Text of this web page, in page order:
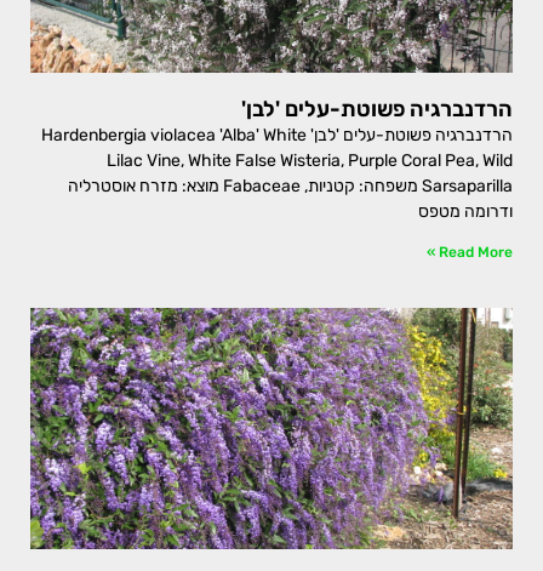
הרדנברגיה פשוטת-עלים 'לבן'
הרדנברגיה פשוטת-עלים 'לבן' Hardenbergia violacea 'Alba' White
Lilac Vine, White False Wisteria, Purple Coral Pea, Wild
Sarsaparilla משפחה: קטניות, Fabaceae מוצא: מזרח אוסטרליה
ודרומה מטפס
Read More »